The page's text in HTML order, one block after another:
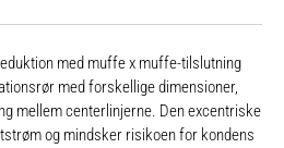
med muffe x muffe-tilslutning
med forskellige dimensioner,
mellem centerlinjerne. Den excentriske
og mindsker risikoen for kondens